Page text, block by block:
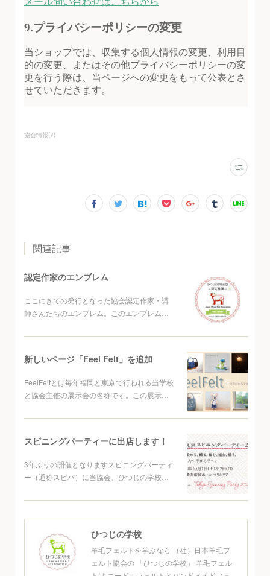
協会情報(7)
関連記事
認定作家のエンブレム
ここにきての発行となった協会認定作家・講
師さんたちのエンブレム。このエンブレム…
新しいページ「Feel Felt」を追加
FeelFeltとは毎年福岡と東京で行われる当学校
と協会主催の展示会の名称です。この展示…
スピニングパーティーに出店します！
3年ぶりの開催となりますスピニングパーティ
ー（通称スピパ）に当協会、ひつじの学校…
ひつじの学校
羊毛フェルトを学ぶなら （社）日本羊毛フ
ェルト協会の 「ひつじの学校」 羊毛フェル